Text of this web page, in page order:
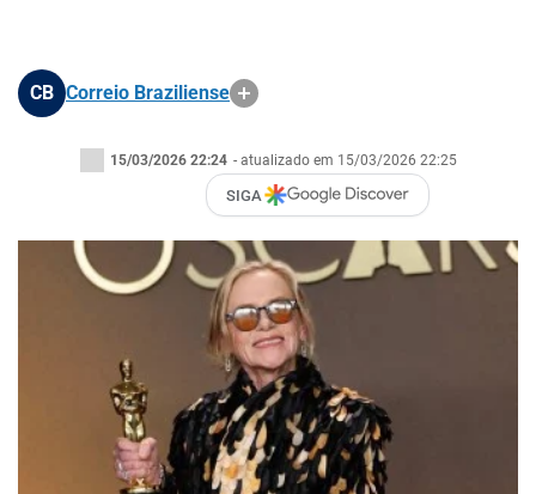
CB Correio Braziliense
15/03/2026 22:24 - atualizado em 15/03/2026 22:25
SIGA